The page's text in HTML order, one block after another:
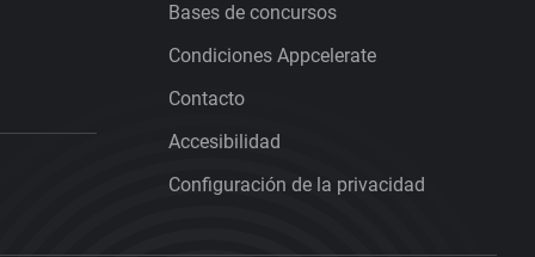
Bases de concursos
Condiciones Appcelerate
Contacto
Accesibilidad
Configuración de la privacidad